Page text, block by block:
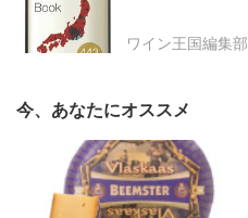
ワイン王国編集部
今、あなたにオススメ